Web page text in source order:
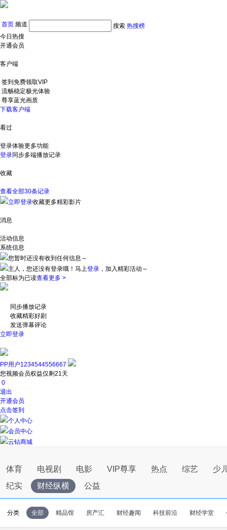
首页 频道 搜索 热搜榜
今日热搜
开通会员
客户端
签到免费领取VIP
流畅稳定极光体验
尊享蓝光画质
下载客户端
看过
登录体验更多功能
登录同步多端播放记录
收藏
查看全部30条记录
立即登录收藏更多精彩影片
消息
活动信息
系统信息
您暂时还没有收到任何信息～
主人，您还没有登录哦！ 马上登录 ，加入精彩活动～
全部标为已读查看更多 >
同步播放记录
收藏精彩好剧
发送弹幕评论
立即登录
PP用户1234544556667
您视频会员权益仅剩21天
0
退出
开通会员
点击签到
个人中心
会员中心
云钻商城
体育 电视剧 电影 VIP尊享 热点 综艺
少
纪实
财经纵横 公益
分类 全部 精品馆 房产汇 财经趣闻 科技前沿 财经学堂